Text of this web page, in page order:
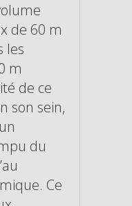
de 60 m
les
m
de ce
son sein,
du
Ce